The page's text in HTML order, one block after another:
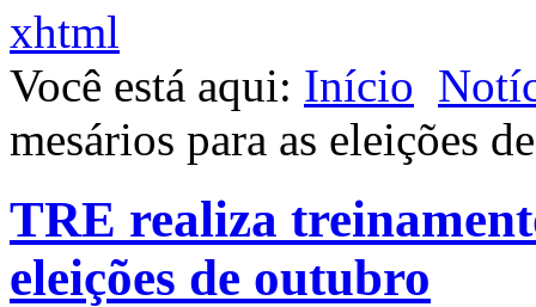
xhtml
Você está aqui: Início
mesários para as eleições
TRE realiza
eleições de outubro